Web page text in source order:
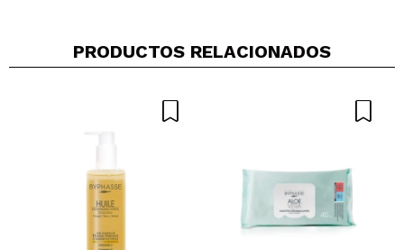
¿Recomendarías su compra? Si No
5/5
PRODUCTOS RELACIONADOS